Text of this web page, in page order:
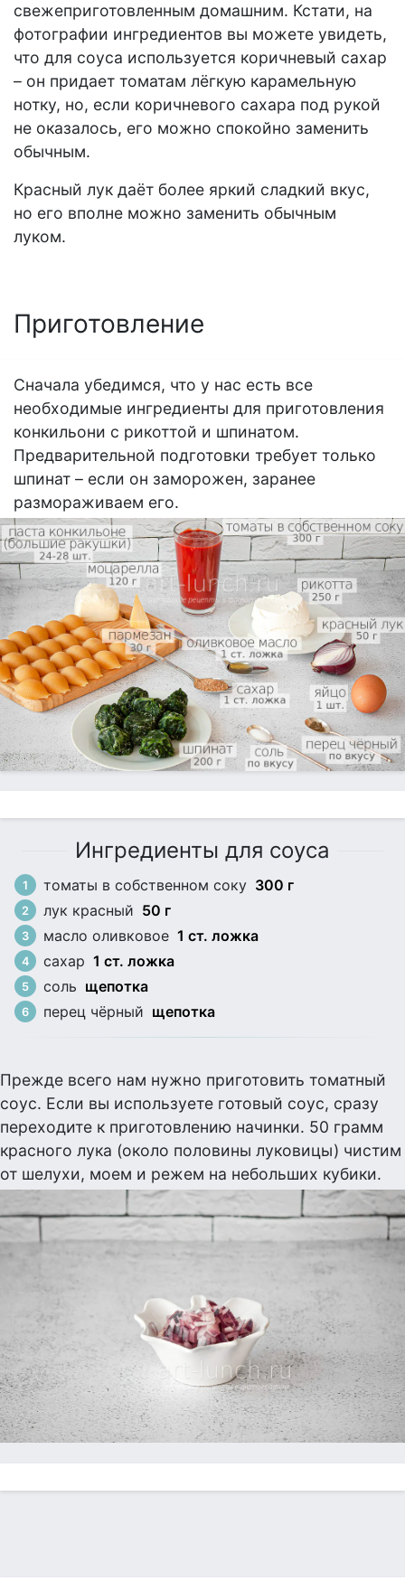
свежеприготовленным домашним. Кстати, на
фотографии ингредиентов вы можете увидеть,
что для соуса используется коричневый сахар
– он придает томатам лёгкую карамельную
нотку, но, если коричневого сахара под рукой
не оказалось, его можно спокойно заменить
обычным.
Красный лук даёт более яркий сладкий вкус,
но его вполне можно заменить обычным
луком.
Приготовление
Сначала убедимся, что у нас есть все
необходимые ингредиенты для приготовления
конкильони с рикоттой и шпинатом.
Предварительной подготовки требует только
шпинат – если он заморожен, заранее
размораживаем его.
Ингредиенты для соуса
томаты в собственном соку 300 г
лук красный 50 г
масло оливковое 1 ст. ложка
сахар 1 ст. ложка
соль щепотка
перец чёрный щепотка
Прежде всего нам нужно приготовить томатный
соус. Если вы используете готовый соус, сразу
переходите к приготовлению начинки. 50 грамм
красного лука (около половины луковицы) чистим
от шелухи, моем и режем на небольших кубики.